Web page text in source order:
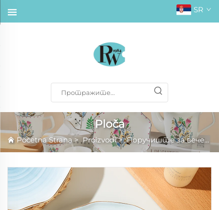
SR
Ploča
Početna Strana>Proizvodi>Поручиште за вечеру